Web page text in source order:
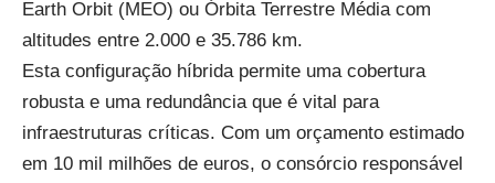
Earth Orbit (MEO) ou Órbita Terrestre Média com
altitudes entre 2.000 e 35.786 km.
Esta configuração híbrida permite uma cobertura
robusta e uma redundância que é vital para
infraestruturas críticas. Com um orçamento estimado
em 10 mil milhões de euros, o consórcio responsável